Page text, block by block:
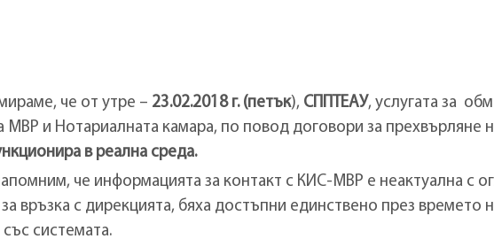
че от утре – 23.02.2018 г. (петък), СППТЕАУ, услугата за
МВР и Нотариалната камара, по повод договори за прехвърляне
в реална среда.
че информацията за контакт с КИС-МВР е неактуална с
връзка с дирекцията, бяха достъпни единствено през времето
системата.